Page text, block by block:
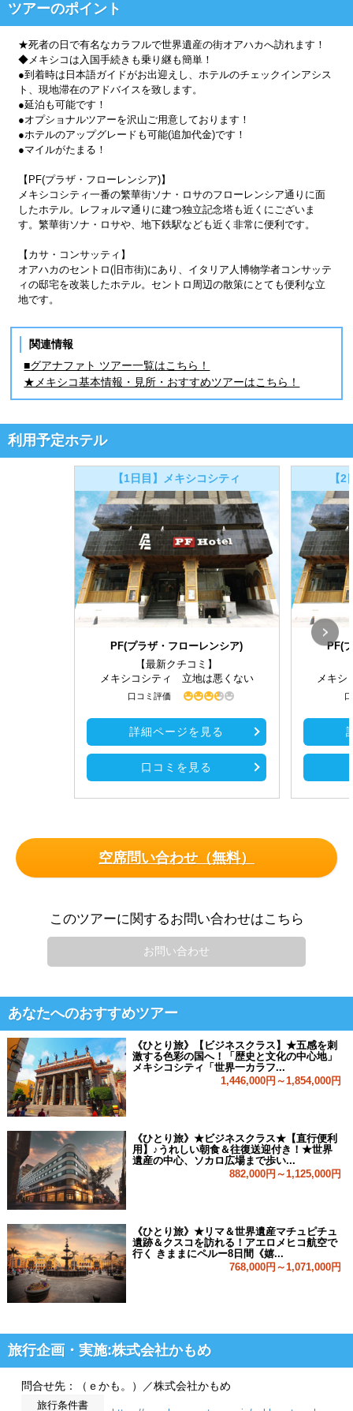
ツアーのポイント
★死者の日で有名なカラフルで世界遺産の街オアハカへ訪れます！
◆メキシコは入国手続きも乗り継も簡単！
●到着時は日本語ガイドがお出迎えし、ホテルのチェックインアシス
ト、現地滞在のアドバイスを致します。
●延泊も可能です！
●オプショナルツアーを沢山ご用意しております！
●ホテルのアップグレードも可能(追加代金)です！
●マイルがたまる！
【PF(プラザ・フローレンシア)】
メキシコシティ一番の繁華街ソナ・ロサのフローレンシア通りに面
したホテル。レフォルマ通りに建つ独立記念塔も近くにございま
す。繁華街ソナ・ロサや、地下鉄駅なども近く非常に便利です。
【カサ・コンサッティ】
オアハカのセントロ(旧市街)にあり、イタリア人博物学者コンサッテ
ィの邸宅を改装したホテル。セントロ周辺の散策にとても便利な立
地です。
関連情報
■グアナファト ツアー一覧はこちら！
★メキシコ基本情報・見所・おすすめツアーはこちら！
利用予定ホテル
【1日目】メキシコシティ
PF(プラザ・フローレンシア)
【最新クチコミ】
メキシコシティ 立地は悪くない
口コミ評価
詳細ページを見る
口コミを見る
【
PF(
メキシ
空席問い合わせ（無料）
このツアーに関するお問い合わせはこちら
お問い合わせ
あなたへのおすすめツアー
《ひとり旅》【ビジネスクラス】★五感を刺
激する色彩の国へ！「歴史と文化の中心地」
メキシコシティ「世界一カラフ...
1,446,000円～1,854,000円
《ひとり旅》★ビジネスクラス★【直行便利
用】♪うれしい朝食＆往復送迎付き！★世界
遺産の中心、ソカロ広場まで歩い...
882,000円～1,125,000円
《ひとり旅》★リマ＆世界遺産マチュピチュ
遺跡＆クスコを訪れる！アエロメヒコ航空で
行く きままにペルー8日間《嬉...
768,000円～1,071,000円
旅行企画・実施:株式会社かもめ
問合せ先：（ｅかも。）／株式会社かもめ
旅行条件書